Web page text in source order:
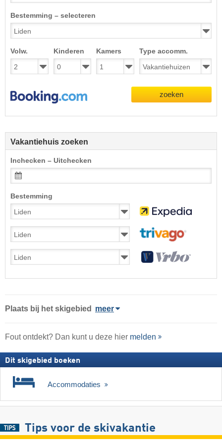
Bestemming – selecteren
Volw. Kinderen Kamers Type accomm.
zoeken
Vakantiehuis zoeken
Inchecken – Uitchecken
Bestemming
Plaats bij het skigebied meer
Fout ontdekt? Dan kunt u deze hier melden
Dit skigebied boeken
Accommodaties
Tips voor de skivakantie